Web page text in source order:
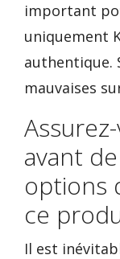
important
uniquement
authentique.
mauvaises
avant
options
ce
Il est